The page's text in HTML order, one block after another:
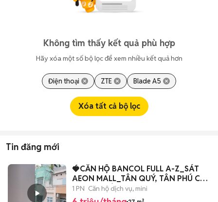
Không tìm thấy kết quả phù hợp
Hãy xóa một số bộ lọc để xem nhiều kết quả hơn
Điện thoại ZTE Blade A5
Xóa tất cả bộ lọc
Tin đăng mới
🍓CĂN HỘ BANCOL FULL A-Z_SÁT
AEON MALL_TÂN QUÝ, TÂN PHÚ CÓ
THANG MÁY
1 PN Căn hộ dịch vụ, mini